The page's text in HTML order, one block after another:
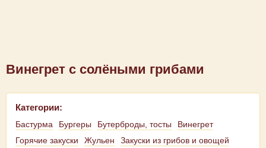
Винегрет с солёными грибами
Категории:
Бастурма Бургеры Бутерброды, тосты
Винегрет
Горячие закуски
Жульен
Закуски из грибов и овощей